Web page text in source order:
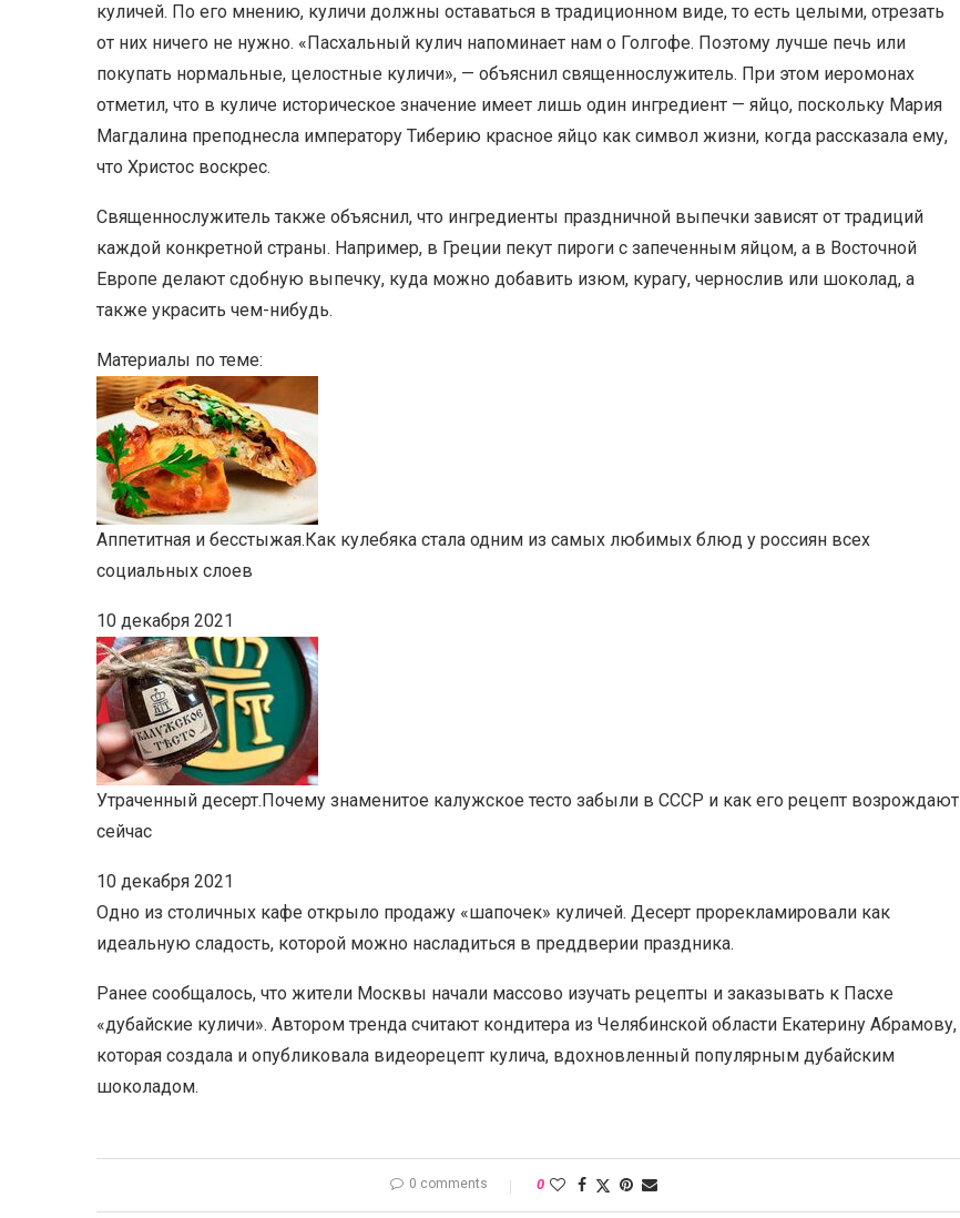
куличей. По его мнению, куличи должны оставаться в традиционном виде, то есть целыми, отрезать
от них ничего не нужно. «Пасхальный кулич напоминает нам о Голгофе. Поэтому лучше печь или
покупать нормальные, целостные куличи», — объяснил священнослужитель. При этом иеромонах
отметил, что в куличе историческое значение имеет лишь один ингредиент — яйцо, поскольку Мария
Магдалина преподнесла императору Тиберию красное яйцо как символ жизни, когда рассказала ему,
что Христос воскрес.
Священнослужитель также объяснил, что ингредиенты праздничной выпечки зависят от традиций
каждой конкретной страны. Например, в Греции пекут пироги с запеченным яйцом, а в Восточной
Европе делают сдобную выпечку, куда можно добавить изюм, курагу, чернослив или шоколад, а
также украсить чем-нибудь.
Материалы по теме:
Аппетитная и бесстыжая.Как кулебяка стала одним из самых любимых блюд у россиян всех
социальных слоев
10 декабря 2021
Утраченный десерт.Почему знаменитое калужское тесто забыли в СССР и как его рецепт возрождают
сейчас
10 декабря 2021
Одно из столичных кафе открыло продажу «шапочек» куличей. Десерт прорекламировали как
идеальную сладость, которой можно насладиться в преддверии праздника.
Ранее сообщалось, что жители Москвы начали массово изучать рецепты и заказывать к Пасхе
«дубайские куличи». Автором тренда считают кондитера из Челябинской области Екатерину Абрамову,
которая создала и опубликовала видеорецепт кулича, вдохновленный популярным дубайским
шоколадом.
0 comments 0